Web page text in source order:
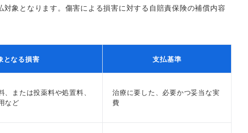
対象となります。傷害による損害に対する自賠責保険の補償内容
となる損害 支払基準
、または投薬料や処置料、
など
治療に要した、必要かつ妥当な実
費